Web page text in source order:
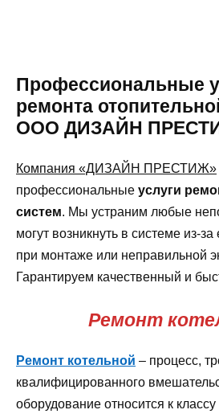
Профессиональные
ремонта
ООО ДИЗАЙН
Компания «ДИЗАЙН ПРЕСТИЖ»
профессиональные услуги
систем. Мы устраним любые
могут возникнуть в системе из-
при монтаже или неправильной
Гарантируем качественный и
Ремонт
Ремонт котельной – процесс,
квалифицированного
оборудование относится к